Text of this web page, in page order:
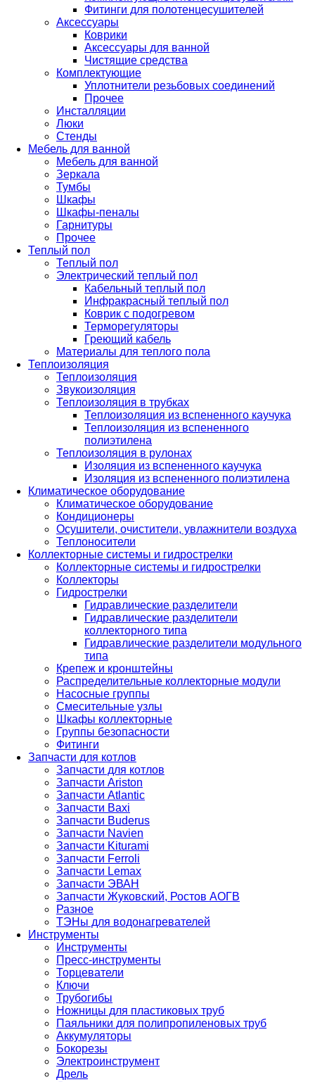
Фитинги для полотенцесушителей
Аксессуары
Коврики
Аксессуары для ванной
Чистящие средства
Комплектующие
Уплотнители резьбовых соединений
Прочее
Инсталляции
Люки
Стенды
Мебель для ванной
Мебель для ванной
Зеркала
Тумбы
Шкафы
Шкафы-пеналы
Гарнитуры
Прочее
Теплый пол
Теплый пол
Электрический теплый пол
Кабельный теплый пол
Инфракрасный теплый пол
Коврик с подогревом
Терморегуляторы
Греющий кабель
Материалы для теплого пола
Теплоизоляция
Теплоизоляция
Звукоизоляция
Теплоизоляция в трубках
Теплоизоляция из вспененного каучука
Теплоизоляция из вспененного
полиэтилена
Теплоизоляция в рулонах
Изоляция из вспененного каучука
Изоляция из вспененного полиэтилена
Климатическое оборудование
Климатическое оборудование
Кондиционеры
Осушители, очистители, увлажнители воздуха
Теплоносители
Коллекторные системы и гидрострелки
Коллекторные системы и гидрострелки
Коллекторы
Гидрострелки
Гидравлические разделители
Гидравлические разделители
коллекторного типа
Гидравлические разделители модульного
типа
Крепеж и кронштейны
Распределительные коллекторные модули
Насосные группы
Смесительные узлы
Шкафы коллекторные
Группы безопасности
Фитинги
Запчасти для котлов
Запчасти для котлов
Запчасти Ariston
Запчасти Atlantic
Запчасти Baxi
Запчасти Buderus
Запчасти Navien
Запчасти Kiturami
Запчасти Ferroli
Запчасти Lemax
Запчасти ЭВАН
Запчасти Жуковский, Ростов АОГВ
Разное
ТЭНы для водонагревателей
Инструменты
Инструменты
Пресс-инструменты
Торцеватели
Ключи
Трубогибы
Ножницы для пластиковых труб
Паяльники для полипропиленовых труб
Аккумуляторы
Бокорезы
Электроинструмент
Дрель